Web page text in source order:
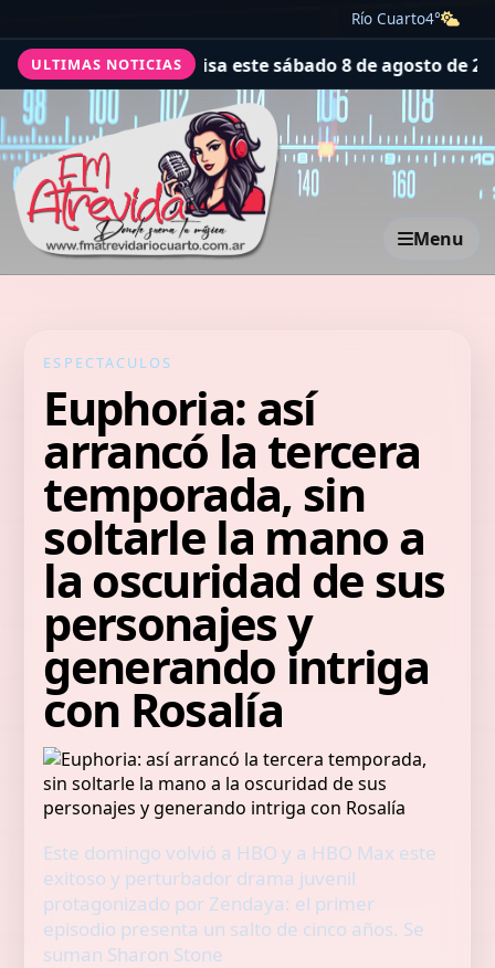
Río Cuarto4°
ULTIMAS NOTICIAS
divisa este sábado 8 de agosto de 2026 Euro hoy en
Menu
ESPECTACULOS
Euphoria: así
arrancó la tercera
temporada, sin
soltarle la mano a
la oscuridad de sus
personajes y
generando intriga
con Rosalía
Este domingo volvió a HBO y a HBO Max este
exitoso y perturbador drama juvenil
protagonizado por Zendaya: el primer
episodio presenta un salto de cinco años. Se
suman Sharon Stone